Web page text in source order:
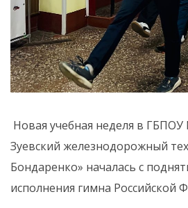
Новая учебная неделя в
Зуевский железнодорожный
Бондаренко» началась с
исполнения гимна Российской